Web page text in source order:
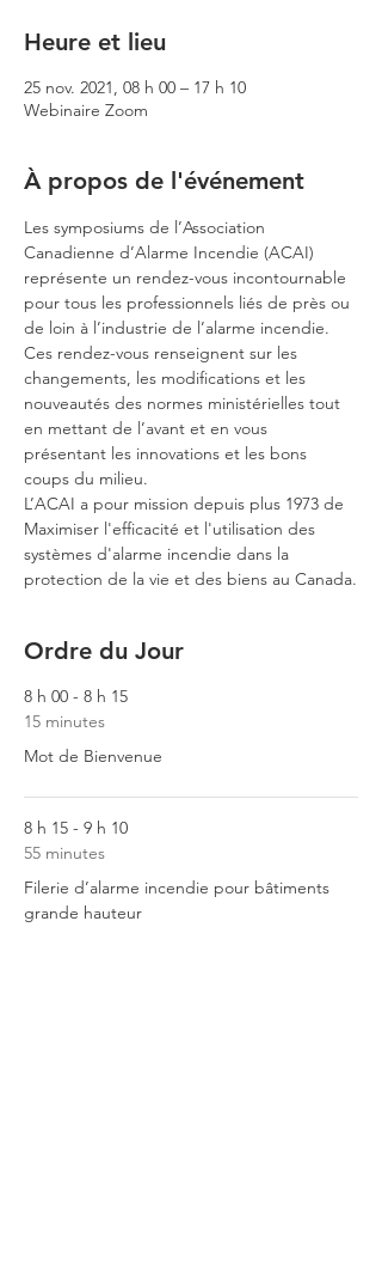
Heure et lieu
25 nov. 2021, 08 h 00 – 17 h 10
Webinaire Zoom
À propos de l'événement
Les symposiums de l’Association
Canadienne d’Alarme Incendie (ACAI)
représente un rendez-vous incontournable
pour tous les professionnels liés de près ou
de loin à l’industrie de l’alarme incendie.
Ces rendez-vous renseignent sur les
changements, les modifications et les
nouveautés des normes ministérielles tout
en mettant de l’avant et en vous
présentant les innovations et les bons
coups du milieu.
L’ACAI a pour mission depuis plus 1973 de
Maximiser l'efficacité et l'utilisation des
systèmes d'alarme incendie dans la
protection de la vie et des biens au Canada.
Ordre du Jour
8 h 00 - 8 h 15
15 minutes
Mot de Bienvenue
8 h 15 - 9 h 10
55 minutes
Filerie d’alarme incendie pour bâtiments
grande hauteur